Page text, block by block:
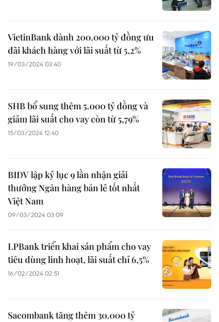
VietinBank dành 200.000 tỷ đồng ưu
đãi khách hàng với lãi suất từ 5,2%
19/03/2024 03:40
SHB bổ sung thêm 5.000 tỷ đồng và
giảm lãi suất cho vay còn từ 5,79%
15/03/2024 12:40
BIDV lập kỷ lục 9 lần nhận giải
thưởng Ngân hàng bán lẻ tốt nhất
Việt Nam
09/03/2024 03:09
LPBank triển khai sản phẩm cho vay
tiêu dùng linh hoạt, lãi suất chỉ 6,5%
16/02/2024 02:51
Sacombank tăng thêm 30.000 tỷ